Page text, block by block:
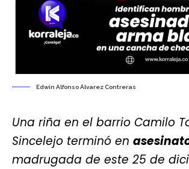
Edwin Alfonso Álvarez Contreras
Una riña en el barrio Camilo
Sincelejo terminó en
madrugada de este 25 de